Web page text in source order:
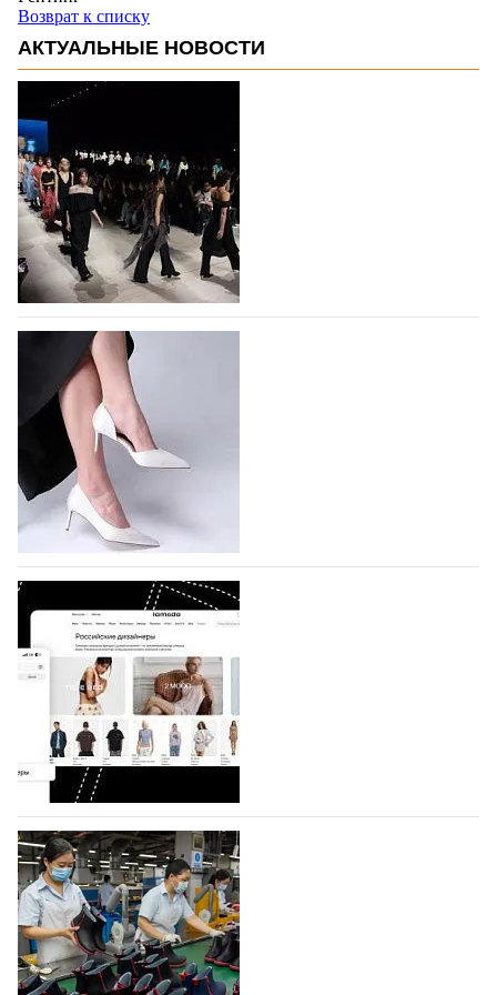
Возврат к списку
АКТУАЛЬНЫЕ НОВОСТИ
На участие в Московской неделе моды
подано 1047 заявок
На участие в седьмой Московской неделе моды,
которая пройдет в российской столице с 26 сентября
по 1 октября, уже подано 1047 заявок. Примерно
половину из них (494) прислали дизайнеры,
коллекции которых не были представлены в…
07.08.2026 743
BALLINA представит свои новинки на Euro
Shoes
Компания BALLINA Guangzhou Lihuang Footwear
Co., Ltd., основанная в 2011 году и расположенная в
Гуанчжоу, столице моды Китая, является
профессиональной обувной компанией,
объединяющей разработку, производство и…
07.08.2026 608
На платформе Lamoda - новый раздел и
условия продвижения локальных
дизайнерских марок
Российский маркетплейс Lamoda решил обновить
раздел для продажи продукции локальных